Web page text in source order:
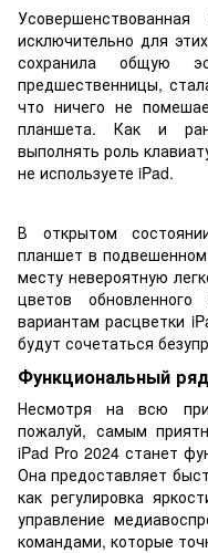
исключительно для
сохранила общую
предшественницы,
что ничего не
планшета. Как и
выполнять роль
не используете iPad.
В открытом
планшет в
месту невероятную
цветов обновленного
вариантам расцветки
будут сочетаться
Функциональный ряд
Несмотря на всю
пожалуй, самым
iPad Pro 2024 станет
Она предоставляет
как регулировка
управление
командами, которые